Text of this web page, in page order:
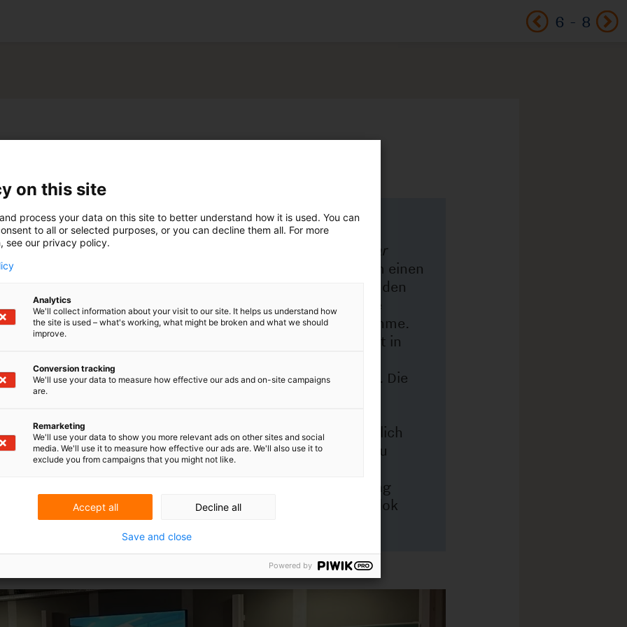
Exemptions
Law das Buch Experimental Use and Bolar
veröffentlicht. Dabei handelt es sich um einen
Anwälte und Unternehmen über den
auf zwei wichtige Ausnahmen: die
Versuchsgebrauch und die Bolar-Ausnahme.
Anmeldung zu Versuchszwecken nicht in
geht auf die Rechtsprechung des 19.
weltweit Bestandteil des Patentrechts. Die
Jahren eingeführt und erlaubt die
Varianten von Arzneimitteln unter
Ausnahmen werden weltweit unterschiedlich
darüber führt, welche Aktivitäten genau
Umfang beider Ausnahmen vom
Grundlage der neuesten Rechtsprechung
Situation wurde von Martin Klok
(Pinsent Masons) verfasst.
on this site
process your data on this site to better understand how it is used. You can
to all or selected purposes, or you can decline them all. For more
see our privacy policy.
Analytics
We'll collect information about your visit to our site. It helps us understand how
the site is used – what's working, what might be broken and what we should
improve.
Conversion tracking
We'll use your data to measure how effective our ads and on-site campaigns
are.
Remarketing
We'll use your data to show you more relevant ads on other sites and social
media. We'll use it to measure how effective our ads are. We'll also use it to
exclude you from campaigns that you might not like.
Accept all Decline all
Save and close
Powered by